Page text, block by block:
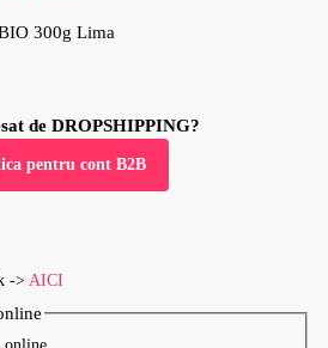
300g Lima
de DROPSHIPPING?
pentru cont B2B
-> AICI